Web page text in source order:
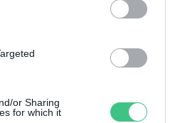
or Sharing
for which it